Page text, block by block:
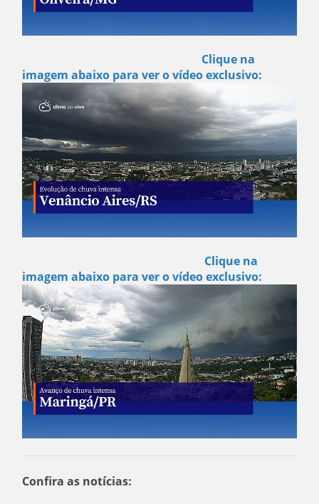
Clique na
imagem abaixo para ver o vídeo exclusivo:
Clique na
imagem abaixo para ver o vídeo exclusivo:
Confira as notícias: